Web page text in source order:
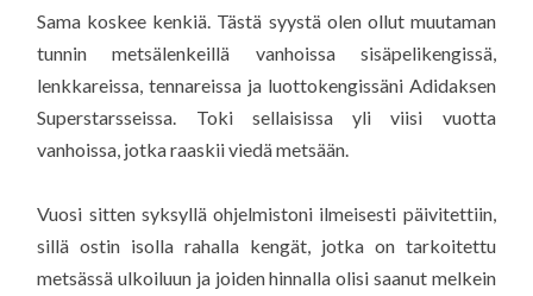
Sama koskee kenkiä. Tästä syystä olen ollut muutaman
tunnin metsälenkeillä vanhoissa sisäpelikengissä,
lenkkareissa, tennareissa ja luottokengissäni Adidaksen
Superstarsseissa. Toki sellaisissa yli viisi vuotta
vanhoissa, jotka raaskii viedä metsään.
Vuosi sitten syksyllä ohjelmistoni ilmeisesti päivitettiin,
sillä ostin isolla rahalla kengät, jotka on tarkoitettu
metsässä ulkoiluun ja joiden hinnalla olisi saanut melkein